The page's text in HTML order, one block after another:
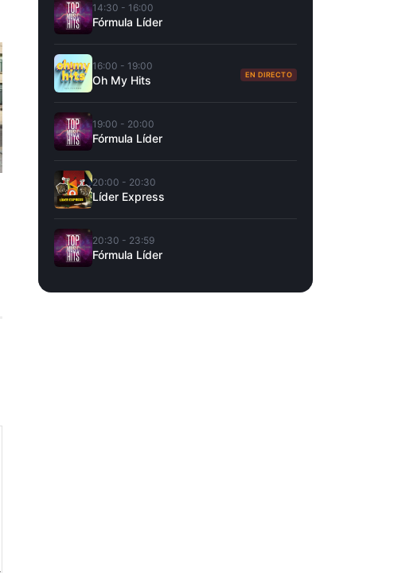
14:30 - 16:00
Fórmula Líder
16:00 - 19:00
Oh My Hits EN DIRECTO
19:00 - 20:00
Fórmula Líder
20:00 - 20:30
Líder Express
20:30 - 23:59
Fórmula Líder